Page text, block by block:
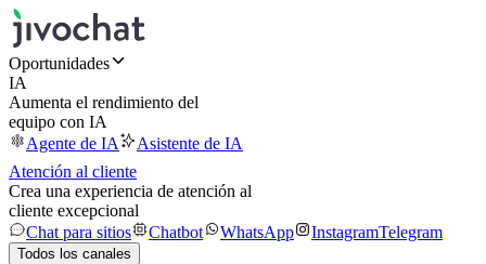
Oportunidades
IA
Aumenta el rendimiento del
equipo con IA
Agente de IA
Asistente de IA
Atención al cliente
Crea una experiencia de atención al
cliente excepcional
Chat para sitios
Chatbot WhatsApp InstagramTelegram
Todos los canales